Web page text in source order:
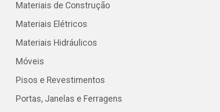
Materiais de Construção
Materiais Elétricos
Materiais Hidráulicos
Móveis
Pisos e Revestimentos
Portas, Janelas e Ferragens